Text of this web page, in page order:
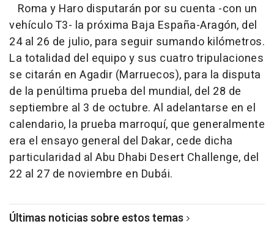
Roma y Haro disputarán por su cuenta -con un
vehículo T3- la próxima Baja España-Aragón, del
24 al 26 de julio, para seguir sumando kilómetros.
La totalidad del equipo y sus cuatro tripulaciones
se citarán en Agadir (Marruecos), para la disputa
de la penúltima prueba del mundial, del 28 de
septiembre al 3 de octubre. Al adelantarse en el
calendario, la prueba marroquí, que generalmente
era el ensayo general del Dakar, cede dicha
particularidad al Abu Dhabi Desert Challenge, del
22 al 27 de noviembre en Dubái.
Últimas noticias sobre estos temas